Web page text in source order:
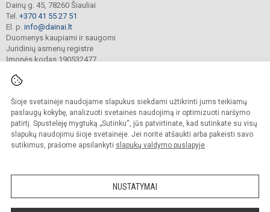
Šioje svetainėje naudojame slapukus siekdami užtikrinti jums teikiamų
paslaugų kokybę, analizuoti svetainės naudojimą ir optimizuoti naršymo
patirtį. Spustelėję mygtuką „Sutinku“, jūs patvirtinate, kad sutinkate su visų
slapukų naudojimu šioje svetainėje. Jei norite atšaukti arba pakeisti savo
sutikimus, prašome apsilankyti slapukų valdymo puslapyje.
NUSTATYMAI
Dainų g. 45, 78260 Šiauliai
Tel. +370 41 55 27 51
El. p. info@dainai.lt
Duomenys kaupiami ir saugomi
Juridinių asmenų registre
Įmonės kodas 190532477
© 2023. Šiaulių Dainų progimnazija. Visos teisės saugomos.
Kopijuoti turinį be raštiško gimnazijos sutikimo griežtai draudžiama.
Prieinamumo paraiška Slapukų politika
Sumanus būdas atnaujinti